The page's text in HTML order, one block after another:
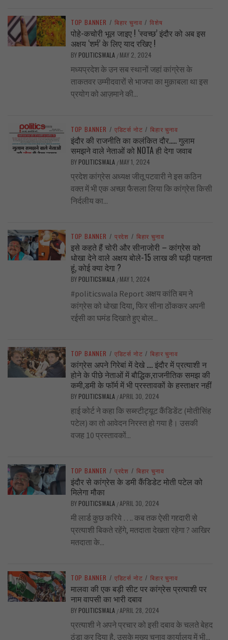
TOP BANNER / बिहार चुनाव / विशेष
पोहे-कचोरी भूल जाइए ! ‘स्वच्छ’ इंदौर को अब इस
अक्षय ‘शर्म’ के लिए याद रखिए !
BY POLITICSWALA / MAY 2, 2024
मध्यप्रदेश के उन सब स्थानों जहां कांग्रेस के
ताकतवर उम्मीदवारों से भाजपा का मुक़ाबला था इस
प्रयोग को आज़माने की...
TOP BANNER / एडिटर्स नोट / बिहार चुनाव
इंदौर की राजनीति का कलंकित दौर….. गुलाम
समझने वाले नेताओं को NOTA ही देगा जवाब
BY POLITICSWALA / MAY 1, 2024
प्रदेश कांग्रेस अध्यक्ष जीतू पटवारी ने इस कठिन
वक्त में भी एक अच्छा फैसला लिया कि कांग्रेस किसी
निर्दलीय का...
TOP BANNER / प्रदेश / बिहार चुनाव
इसे कहते हैं चोरी और सीनाजोरी – कांग्रेस को
धोखा देने वाले अक्षय बोले-15 लाख की घड़ी पहनता
हूं, कोई क्या देगा ?
BY POLITICSWALA / MAY 1, 2024
#politicswala Report अक्षय कांति बम ने
कांग्रेस को धोखा दिया, फिर सीना ठोंककर अपनी
रईसी का घमंड दिखाते हुए बोल...
TOP BANNER / एडिटर्स नोट / बिहार चुनाव
कांग्रेस अपने गिरेबां में देखे …. इंदौर में प्रत्याशी न
होने के पीछे नेताओं में बौद्धिक,राजनीतिक समझ की
कमी,डमी के फॉर्म में भी प्रस्तावकों के हस्ताक्षर नहीं
BY POLITICSWALA /APRIL 30, 2024
हाई कोर्ट ने कहा कि सब्स्टीट्यूट कैंडिडेंट (मोतीसिंह
पटेल) का तो आवेदन निरस्त हो गया है। उसकी
वजह 10 प्रस्तावकों...
TOP BANNER / प्रदेश / बिहार चुनाव
इंदौर से कांग्रेस के डमी कैंडिडेट मोती पटेल को
मिलेगा मौका
BY POLITICSWALA /APRIL 30, 2024
मी लार्ड कुछ करिये …. कब तक ऐसी गद्द्दारी से
प्रत्याशी बिकते रहेंगे, मतदाता देखता रहेगा ? आखिर
मतदाता के...
TOP BANNER / एडिटर्स नोट / बिहार चुनाव
मालवा की एक बड़ी सीट पर कांग्रेस प्रत्याशी पर
नाम वापसी का भारी दबाव
BY POLITICSWALA /APRIL 28, 2024
प्रत्याशी ने अपने प्रचार को इसी दबाव के चलते बेहद
ठंडा कर दिया है, उसके मुख्य चुनाव कार्यालय में भी...